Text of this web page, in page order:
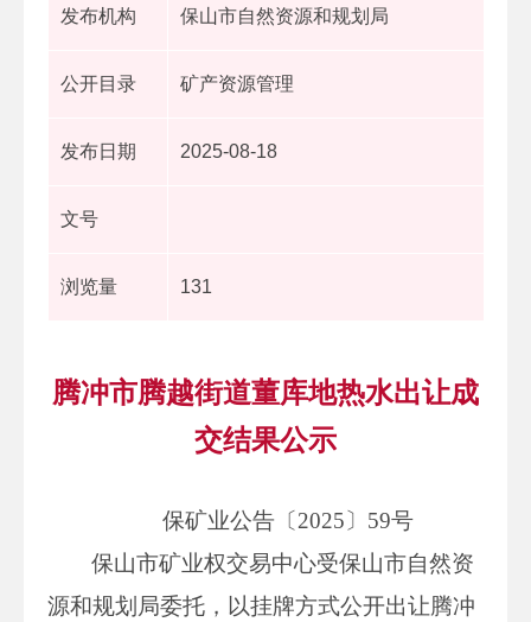
发布机构 保山市自然资源和规划局
公开目录 矿产资源管理
发布日期 2025-08-18
文号
浏览量 131
腾冲市腾越街道董库地热水出让成
交结果公示
保矿业公告〔2025〕59号
保山市矿业权交易中心受保山市自然资
源和规划局委托，以挂牌方式公开出让腾冲